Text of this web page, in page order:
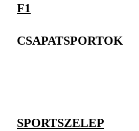
F1
CSAPATSPORTOK
SPORTSZELEP